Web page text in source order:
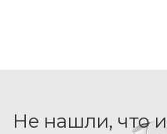
Не нашли, что